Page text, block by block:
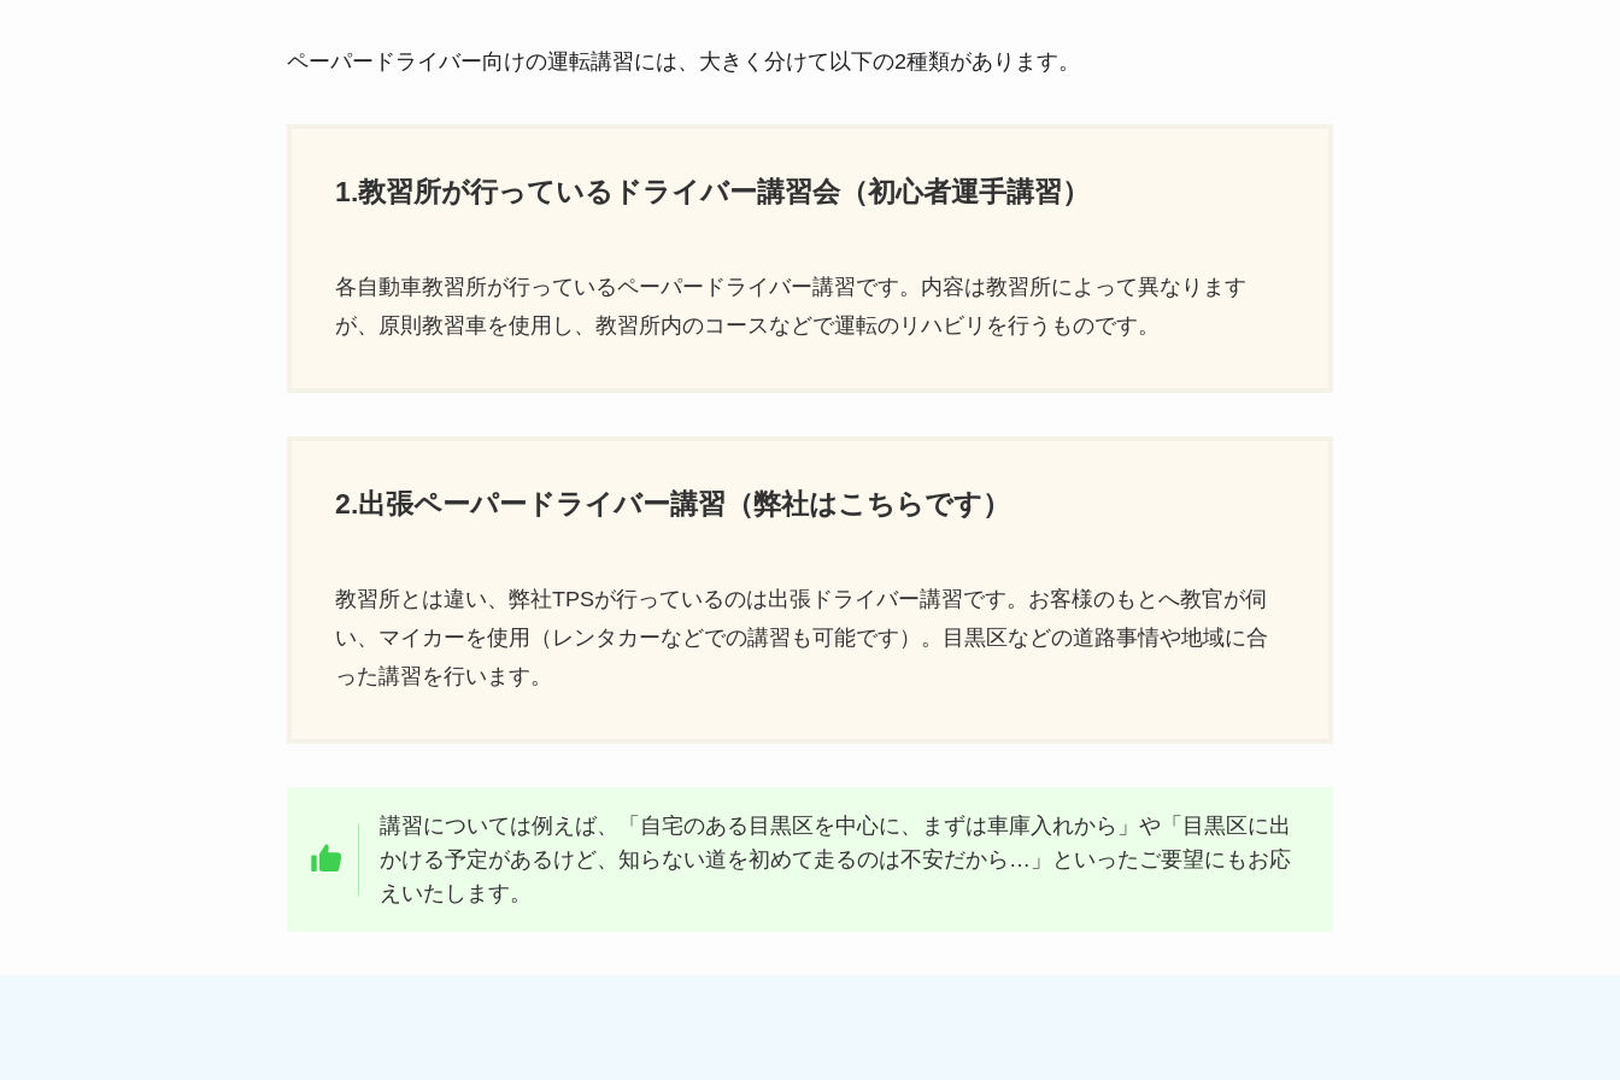
ペーパードライバー向けの運転講習には、大きく分けて以下の2種類があります。
1.教習所が行っているドライバー講習会（初心者運手講習）
各自動車教習所が行っているペーパードライバー講習です。内容は教習所によって異なります
が、原則教習車を使用し、教習所内のコースなどで運転のリハビリを行うものです。
2.出張ペーパードライバー講習（弊社はこちらです）
教習所とは違い、弊社TPSが行っているのは出張ドライバー講習です。お客様のもとへ教官が伺
い、マイカーを使用（レンタカーなどでの講習も可能です）。目黒区などの道路事情や地域に合
った講習を行います。
講習については例えば、「自宅のある目黒区を中心に、まずは車庫入れから」や「目黒区に出
かける予定があるけど、知らない道を初めて走るのは不安だから…」といったご要望にもお応
えいたします。